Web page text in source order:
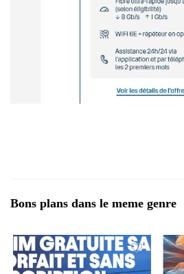
Bons plans dans le meme genre